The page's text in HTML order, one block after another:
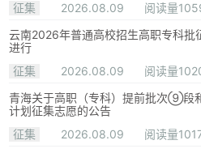
征集
2026.08.09
阅读量
云南2026年普通高校招生高职专科
进行
征集
2026.08.09
阅读量
青海关于高职（专科）提前批次⑨段
计划征集志愿的公告
征集
2026.08.09
阅读量